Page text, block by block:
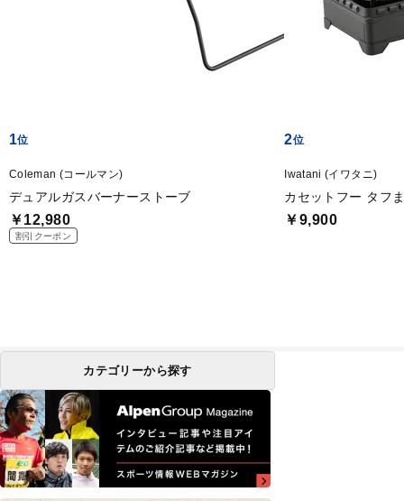
1
Coleman (コールマン)
デュアルガスバーナーストーブ
￥12,980
割引クーポン
2
Iwatani (イワタニ)
カセットフー タフ
￥9,900
カテゴリーから探す